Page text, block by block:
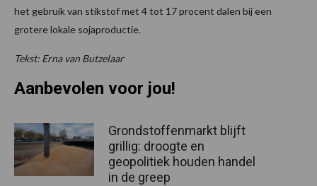
het gebruik van stikstof met 4 tot 17 procent dalen bij een
grotere lokale sojaproductie.
Tekst: Erna van Butzelaar
Aanbevolen voor jou!
Grondstoffenmarkt blijft
grillig: droogte en
geopolitiek houden handel
in de greep